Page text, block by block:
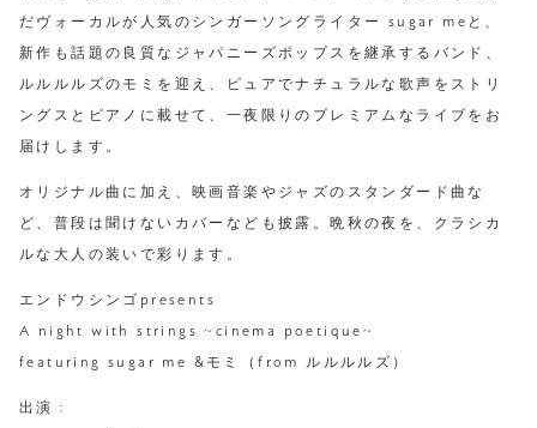
だヴォーカルが人気のシンガーソングライター sugar meと、
新作も話題の良質なジャパニーズポップスを継承するバンド、
ルルルルズのモミを迎え、ピュアでナチュラルな歌声をストリ
ングスとピアノに載せて、一夜限りのプレミアムなライブをお
届けします。
オリジナル曲に加え、映画音楽やジャズのスタンダード曲な
ど、普段は聞けないカバーなども披露。晩秋の夜を、クラシカ
ルな大人の装いで彩ります。
エンドウシンゴpresents
A night with strings ~cinema poetique~
featuring sugar me &モミ（from ルルルルズ）
出演 :